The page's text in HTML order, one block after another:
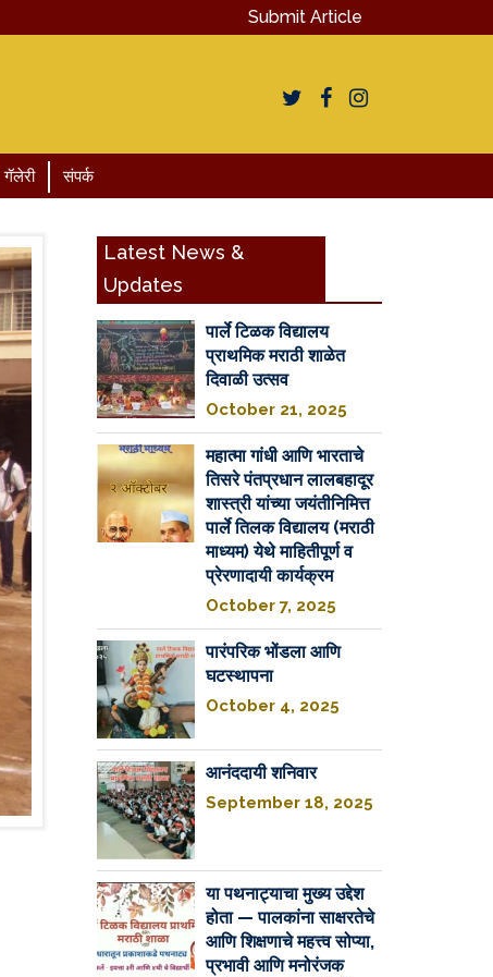
Submit Article
गॅलेरी संपर्क
Latest News &
Updates
पार्ले टिळक विद्यालय
प्राथमिक मराठी शाळेत
दिवाळी उत्सव
October 21, 2025
महात्मा गांधी आणि भारताचे
तिसरे पंतप्रधान लालबहादूर
शास्त्री यांच्या जयंतीनिमित्त
पार्ले तिलक विद्यालय (मराठी
माध्यम) येथे माहितीपूर्ण व
प्रेरणादायी कार्यक्रम
October 7, 2025
पारंपरिक भोंडला आणि
घटस्थापना
October 4, 2025
आनंददायी शनिवार
September 18, 2025
या पथनाट्याचा मुख्य उद्देश
होता — पालकांना साक्षरतेचे
आणि शिक्षणाचे महत्त्व सोप्या,
प्रभावी आणि मनोरंजक